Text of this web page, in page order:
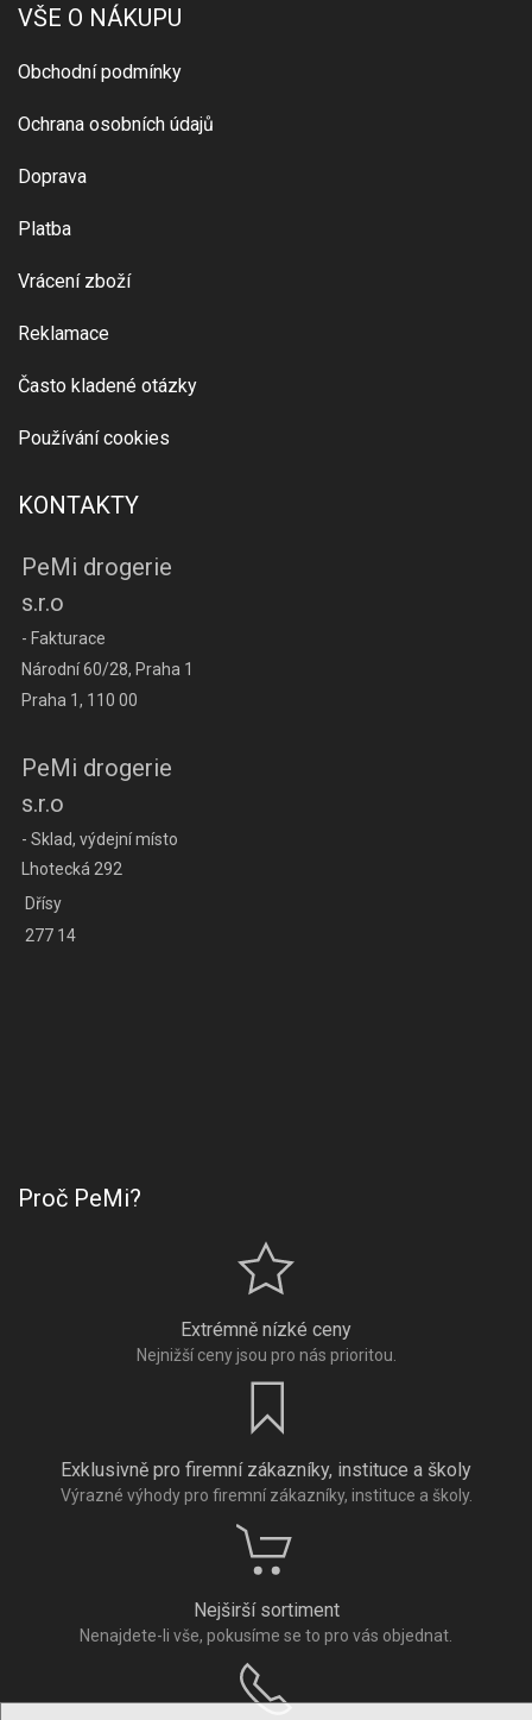
VŠE O NÁKUPU
Obchodní podmínky
Ochrana osobních údajů
Doprava
Platba
Vrácení zboží
Reklamace
Často kladené otázky
Používání cookies
KONTAKTY
PeMi drogerie
s.r.o
- Fakturace
Národní 60/28, Praha 1
Praha 1, 110 00
PeMi drogerie
s.r.o
- Sklad, výdejní místo
Lhotecká 292
Dřísy
277 14
Proč PeMi?
Extrémně nízké ceny
Nejnižší ceny jsou pro nás prioritou.
Exklusivně pro firemní zákazníky, instituce a školy
Výrazné výhody pro firemní zákazníky, instituce a školy.
Nejširší sortiment
Nenajdete-li vše, pokusíme se to pro vás objednat.